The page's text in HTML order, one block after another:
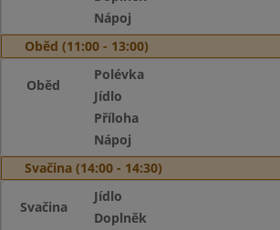
Nápoj
Oběd (11:00 - 13:00)
Oběd
Polévka
Jídlo
Příloha
Nápoj
Svačina (14:00 - 14:30)
Svačina
Jídlo
Doplněk